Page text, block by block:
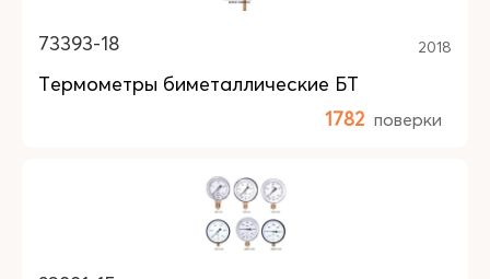
73393-18 2018
Термометры биметаллические БТ
1782 поверки